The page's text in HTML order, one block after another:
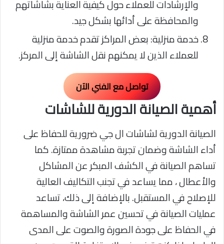
والإرشادات للعملاء حول كيفية العناية بشاشاتهم
والمحافظة على أدائها بشكل جيد.
خدمة منزلية: بعض المراكز تقدم خدمة منزلية
للعملاء الذين لا يمكنهم نقل الشاشة إلى المركز.
تواصل مع الفني الآن
أهمية الصيانة الدورية للشاشات
الصيانة الدورية لشاشات ال جي ضرورية للحفاظ على
أداء الشاشة وضمان تجربة مشاهدة ممتازة. كما
تساهم الصيانة في الكشف المبكر عن المشاكل
والأعطال ، مما يساعد في تجنب التكاليف العالية
للإصلاح في المستقبل. بالإضافة إلى ذلك، تساعد
عمليات الصيانة في تحسين عمر الشاشة والمساهمة
في الحفاظ على جودة الصورة والصوت على المدى